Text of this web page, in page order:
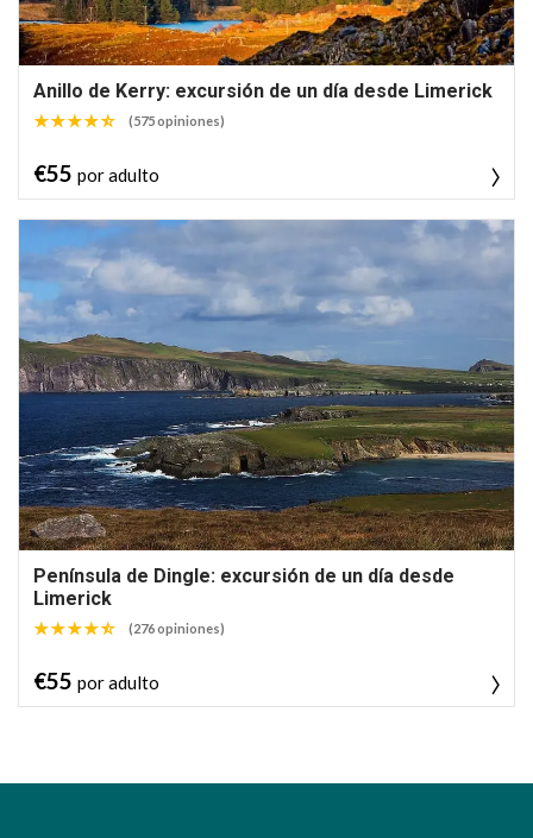
Anillo de Kerry: excursión de un día desde Limerick
(575 opiniones)
€55 por adulto
Península de Dingle: excursión de un día desde
Limerick
(276 opiniones)
€55 por adulto